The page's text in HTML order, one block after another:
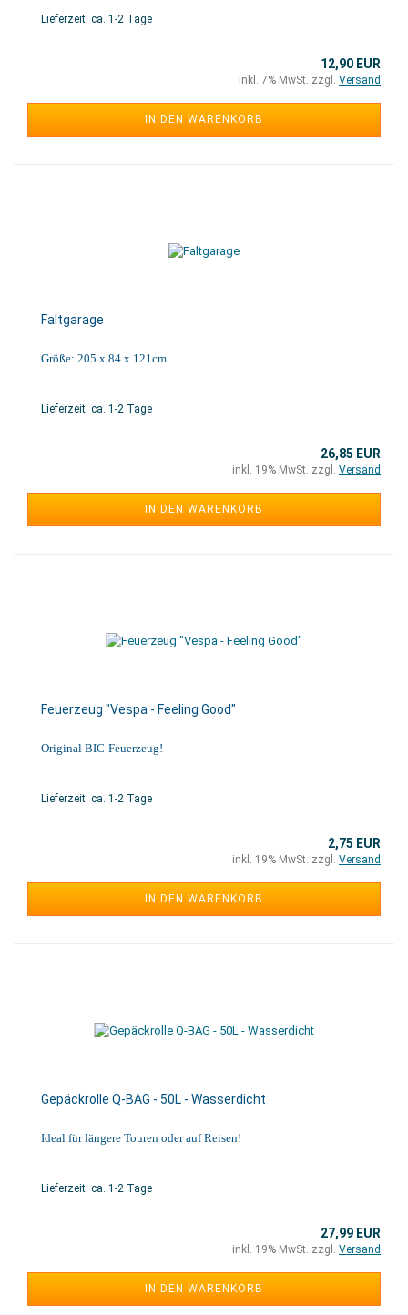
Lieferzeit: ca. 1-2 Tage
12,90 EUR
inkl. 7% MwSt. zzgl. Versand
IN DEN WARENKORB
Faltgarage
Größe: 205 x 84 x 121cm
Lieferzeit: ca. 1-2 Tage
26,85 EUR
inkl. 19% MwSt. zzgl. Versand
IN DEN WARENKORB
Feuerzeug "Vespa - Feeling Good"
Original BIC-Feuerzeug!
Lieferzeit: ca. 1-2 Tage
2,75 EUR
inkl. 19% MwSt. zzgl. Versand
IN DEN WARENKORB
Gepäckrolle Q-BAG - 50L - Wasserdicht
Ideal für längere Touren oder auf Reisen!
Lieferzeit: ca. 1-2 Tage
27,99 EUR
inkl. 19% MwSt. zzgl. Versand
IN DEN WARENKORB